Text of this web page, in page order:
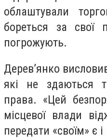
облаштували
бореться за свої
погрожують.
Дерев’янко
які не здаються
права. «Цей
місцевої влади
передати «своїм» є